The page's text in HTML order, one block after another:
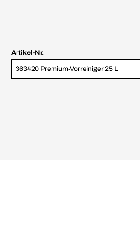
Artikel-Nr.
363420 Premium-Vorreiniger 25 L